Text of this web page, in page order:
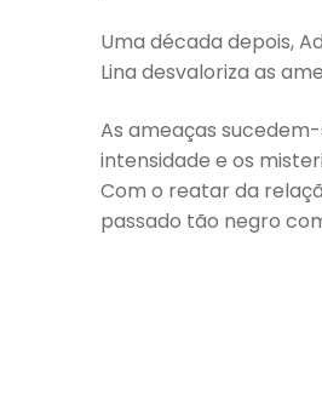
Uma década depois,
Lina desvaloriza as
As ameaças
intensidade e os
Com o reatar da
passado tão negro